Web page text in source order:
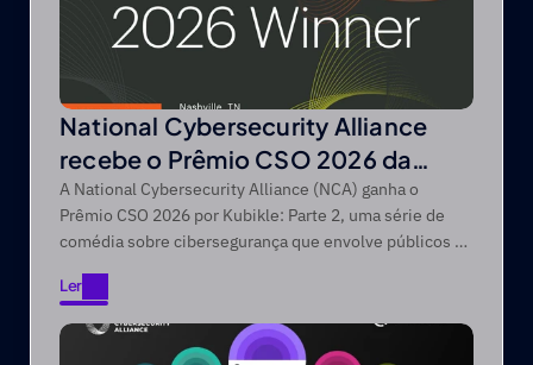
National Cybersecurity Alliance
recebe o Prêmio CSO 2026 da
CSO da Foundry
A National Cybersecurity Alliance (NCA) ganha o
Prêmio CSO 2026 por Kubikle: Parte 2, uma série de
comédia sobre cibersegurança que envolve públicos de
entretenimento.
Ler
Ler